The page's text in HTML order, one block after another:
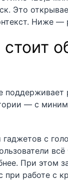
Это
Ниже —
поддерживает
— с
с
При этом
при работе с